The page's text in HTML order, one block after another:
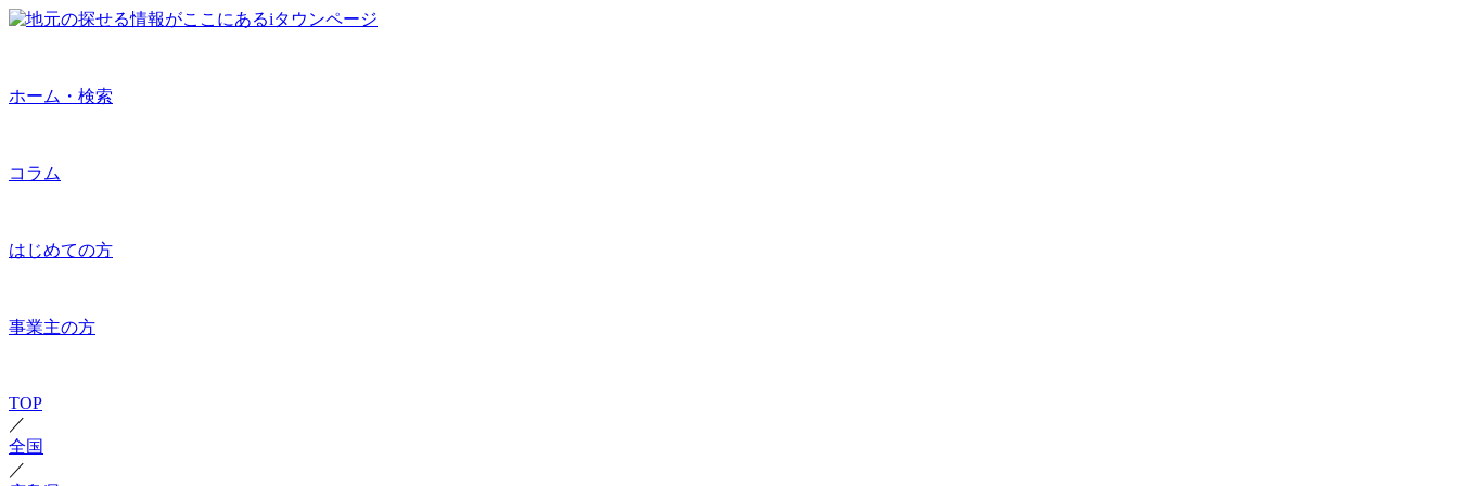
ホーム・検索
コラム
はじめての方
事業主の方
TOP
／
全国
／